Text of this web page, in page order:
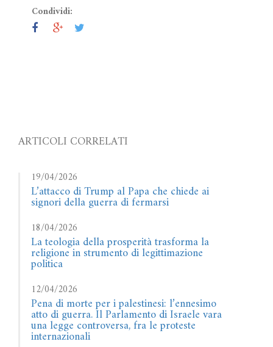
Condividi:
ARTICOLI CORRELATI
19/04/2026
L’attacco di Trump al Papa che chiede ai
signori della guerra di fermarsi
18/04/2026
La teologia della prosperità trasforma la
religione in strumento di legittimazione
politica
12/04/2026
Pena di morte per i palestinesi: l’ennesimo
atto di guerra. Il Parlamento di Israele vara
una legge controversa, fra le proteste
internazionali